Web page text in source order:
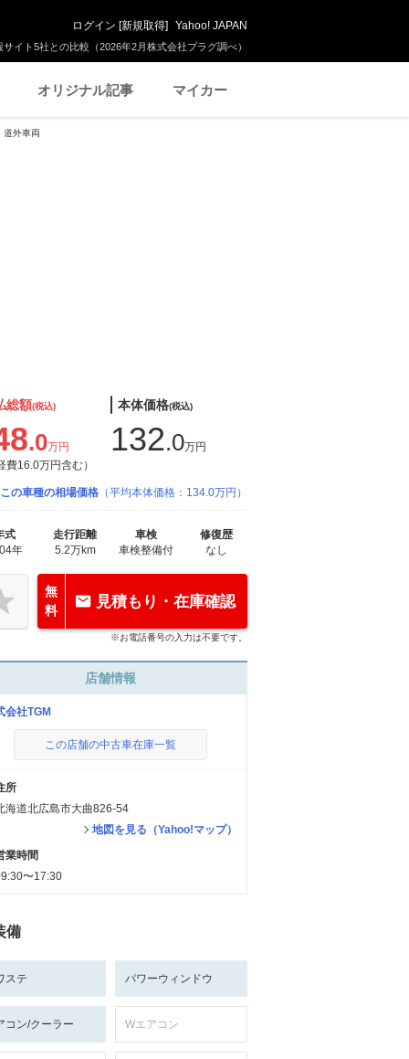
イト5社との比較（2026年2月株式会社プラグ調べ）
ログイン [新規取得] Yahoo! JAPAN
オリジナル記事 マイカー
道外車両
総額(税込)
.0万円
費16.0万円含む）
本体価格(税込)
132.0万円
この車種の相場価格 （平均本体価格：134.0万円）
式
年
走行距離
5.2万km
車検
車検整備付
修復歴
なし
無
料
見積もり・在庫確認
※お電話番号の入力は不要です。
店舗情報
会社TGM
この店舗の中古車在庫一覧
所
海道北広島市大曲826-54
地図を見る（Yahoo!マップ）
業時間
〜17:30
備
ステ パワーウィンドウ
コン/クーラー Wエアコン